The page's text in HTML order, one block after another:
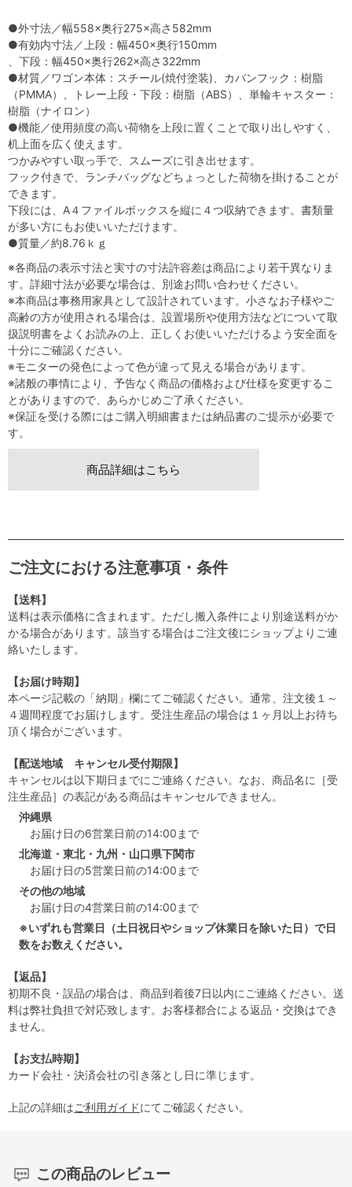
●外寸法／幅558×奥行275×高さ582mm
●有効内寸法／上段：幅450×奥行150mm
、下段：幅450×奥行262×高さ322mm
●材質／ワゴン本体：スチール(焼付塗装)、カバンフック：樹脂
（PMMA）、トレー上段・下段：樹脂（ABS）、単輪キャスター：
樹脂（ナイロン）
●機能／使用頻度の高い荷物を上段に置くことで取り出しやすく、
机上面を広く使えます。
つかみやすい取っ手で、スムーズに引き出せます。
フック付きで、ランチバッグなどちょっとした荷物を掛けることが
できます。
下段には、A４ファイルボックスを縦に４つ収納できます。書類量
が多い方にもお使いいただけます。
●質量／約8.76ｋｇ
※各商品の表示寸法と実寸の寸法許容差は商品により若干異なりま
す。詳細寸法が必要な場合は、別途お問い合わせください。
※本商品は事務用家具として設計されています。小さなお子様やご
高齢の方が使用される場合は、設置場所や使用方法などについて取
扱説明書をよくお読みの上、正しくお使いいただけるよう安全面を
十分にご確認ください。
※モニターの発色によって色が違って見える場合があります。
※諸般の事情により、予告なく商品の価格および仕様を変更するこ
とがありますので、あらかじめご了承ください。
※保証を受ける際にはご購入明細書または納品書のご提示が必要で
す。
商品詳細はこちら
ご注文における注意事項・条件
【送料】
送料は表示価格に含まれます。ただし搬入条件により別途送料がか
かる場合があります。該当する場合はご注文後にショップよりご連
絡いたします。
【お届け時期】
本ページ記載の「納期」欄にてご確認ください。通常、注文後１～
４週間程度でお届けします。受注生産品の場合は１ヶ月以上お待ち
頂く場合がございます。
【配送地域 キャンセル受付期限】
キャンセルは以下期日までにご連絡ください。なお、商品名に［受
注生産品］の表記がある商品はキャンセルできません。
沖縄県
お届け日の6営業日前の14:00まで
北海道・東北・九州・山口県下関市
お届け日の5営業日前の14:00まで
その他の地域
お届け日の4営業日前の14:00まで
※いずれも営業日（土日祝日やショップ休業日を除いた日）で日
数をお数えください。
【返品】
初期不良・誤品の場合は、商品到着後7日以内にご連絡ください。送
料は弊社負担で対応致します。お客様都合による返品・交換はでき
ません。
【お支払時期】
カード会社・決済会社の引き落とし日に準じます。
上記の詳細はご利用ガイドにてご確認ください。
この商品のレビュー